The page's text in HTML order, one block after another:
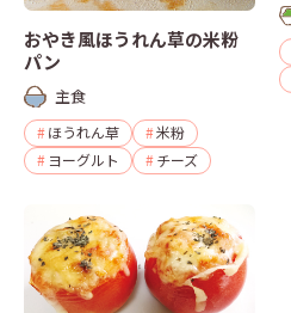
おやき風ほうれん草の米粉
パン
主食
ほうれん草
米粉
ヨーグルト
チーズ